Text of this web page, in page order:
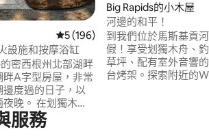
（滿分 5 分）從 196 則評價中獲得 5 的平均評
5 (196)
設施和按摩浴缸
密西根州北部湖畔
A字型房屋，非常
度過的日子，以
晚。 在划獨木
的熱水浴缸中放
外空間，然後圍
Big Rapids的小木屋
河邊的和平！
到我們位於馬斯基貢
假！享受划獨木舟、
草坪、配有室外音響
台烤架。探索附近的
服務